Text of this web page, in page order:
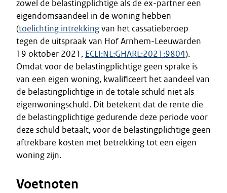
zowel de belastingplichtige als de ex-partner een
eigendomsaandeel in de woning hebben
(toelichting intrekkingvan het cassatieberoep
tegen de uitspraak van Hof Arnhem-Leeuwarden
19 oktober 2021, ECLI:NL:GHARL:2021:9804).
Omdat voor de belastingplichtige geen sprake is
van een eigen woning, kwalificeert het aandeel van
de belastingplichtige in de totale schuld niet als
eigenwoningschuld. Dit betekent dat de rente die
de belastingplichtige gedurende deze periode voor
deze schuld betaalt, voor de belastingplichtige geen
aftrekbare kosten met betrekking tot een eigen
woning zijn.
Voetnoten